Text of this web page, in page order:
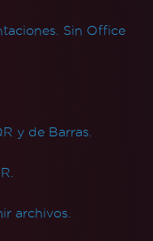
Sin Office
y de Barras.
archivos.